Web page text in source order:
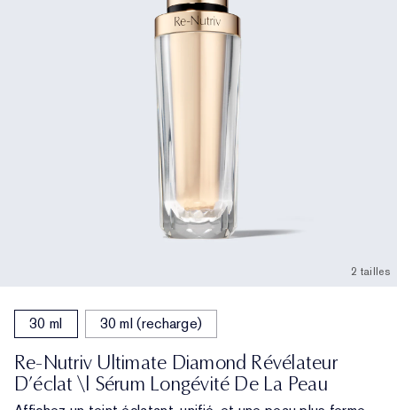
2 tailles
30 ml 30 ml (recharge)
Re-Nutriv Ultimate Diamond Révélateur
D’éclat \| Sérum Longévité De La Peau